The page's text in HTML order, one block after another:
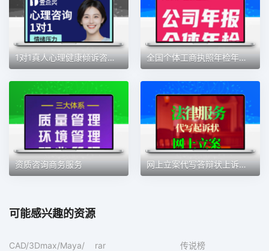
1对1真人心理健康倾诉咨询服务恋爱焦虑抑郁情绪压力人际关系咨询 全国个体工商执照年检年审快速一站式办理
资质咨询商务服务 网上立案代写答辩状上诉申请书强制执行离婚退费合同交通事故服务
可能感兴趣的资源
CAD/3Dmax/Maya/ rar
传说榜